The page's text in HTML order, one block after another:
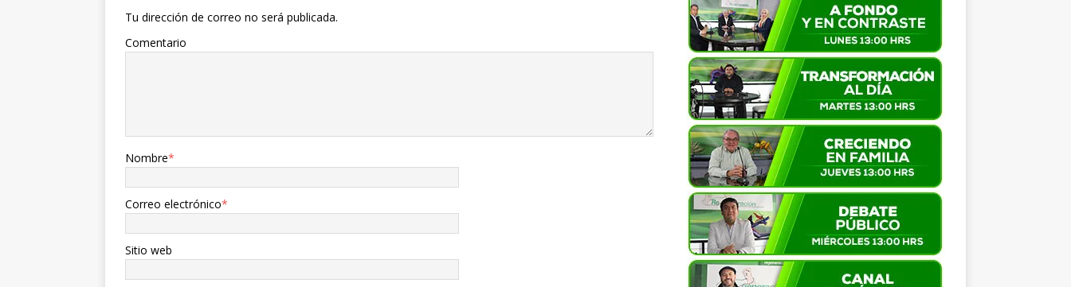
Tu dirección de correo no será publicada.
Comentario
Nombre*
Correo electrónico*
Sitio web